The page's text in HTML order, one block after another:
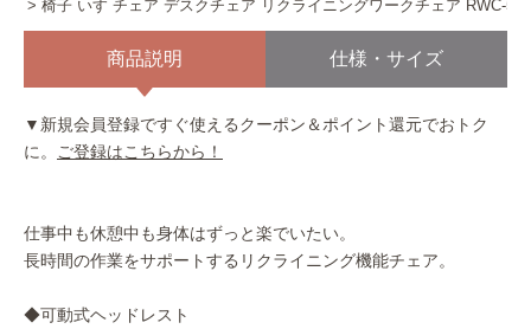
椅子 いす チェア デスクチェア リクライニングワークチェア RWC-520
商品説明 仕様・サイズ
▼新規会員登録ですぐ使えるクーポン＆ポイント還元でおトク
に。
ご登録はこちらから！
仕事中も休憩中も身体はずっと楽でいたい。
長時間の作業をサポートするリクライニング機能チェア。
◆可動式ヘッドレスト